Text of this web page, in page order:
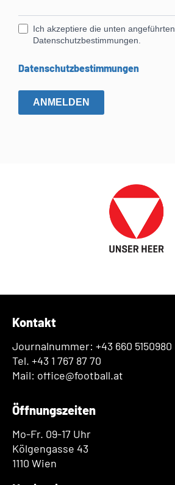
Ich akzeptiere die unten angeführten
Datenschutzbestimmungen.
Datenschutzbestimmungen
ANMELDEN
Kontakt
Journalnummer: +43 660 5150980
Tel. +43 1 767 87 70
Mail: office@football.at
Öffnungszeiten
Mo-Fr. 09-17 Uhr
Kölgengasse 43
1110 Wien